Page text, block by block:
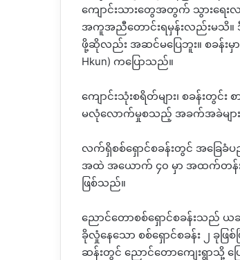
ကျောင်းသားတွေအတွက် သွားရေ
အကူအညီတောင်းရမှန်းလည်းမသိ။
ဖို့ဆိုလည်း အဆင်မပြေဘူး။ စခန်း
Hkun) ကပြောသည်။
ကျောင်းသုံးစရိတ်များ၊ စခန်းတွင်
မလုံလောက်မှုစသည့် အခက်အခဲမျ
လက်ရှိစစ်ရှောင်စခန်းတွင် အခြေခံပ
အထဲ အယောက် ၄၀ မှာ အထက်တန်းအ
ဖြစ်သည်။
ညောင်တောစစ်ရှောင်စခန်းသည် ယ
ခိုလှုံနေသော စစ်ရှောင်စခန်း ၂ ခုဖြ
ဆန်းတွင် ညောင်တောကျေးရွာသို့ ပ